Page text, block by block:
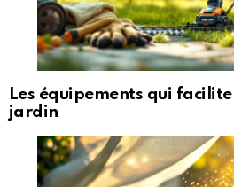
Les équipements qui
jardin